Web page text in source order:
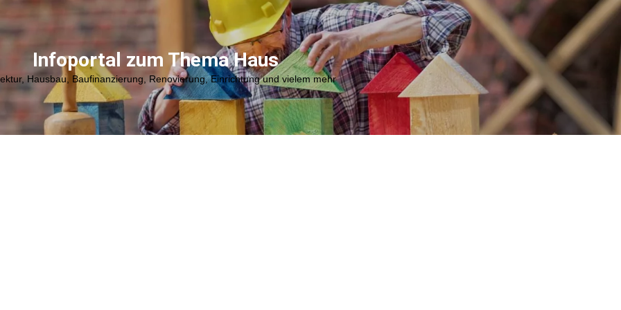
Infoportal zum Thema Haus
Hausbau, Baufinanzierung, Renovierung, Einrichtung und vielem mehr